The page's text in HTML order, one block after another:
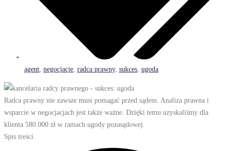
agent negocjacje radca prawny, sukces ugoda
Radca prawny nie zawsze musi pomagać przed sądem. Analiza prawna i
wsparcie w negocjacjach jest także ważne. Dzięki temu uzyskaliśmy dla
klienta 580.000 zł w ramach ugody pozasądowej.
Spis treści